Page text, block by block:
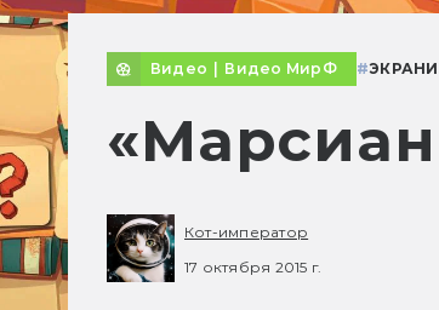
Видео Видео МирФ #
Кот-император
17 октября 2015 г.